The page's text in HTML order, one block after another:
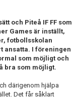
och Piteå IF FF som
Games är inställt,
fotbollsskolan
ansatta. I föreningen
som möjligt och
bra som möjligt.
därigenom hjälpa
Det får såklart